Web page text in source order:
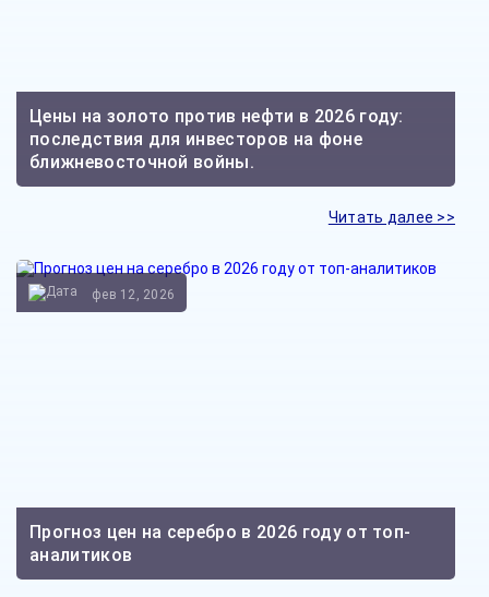
Цены на золото против нефти в 2026 году:
последствия для инвесторов на фоне
ближневосточной войны.
Читать далее >>
Прогноз цен на серебро в 2026 году от топ-
аналитиков
фев 12, 2026